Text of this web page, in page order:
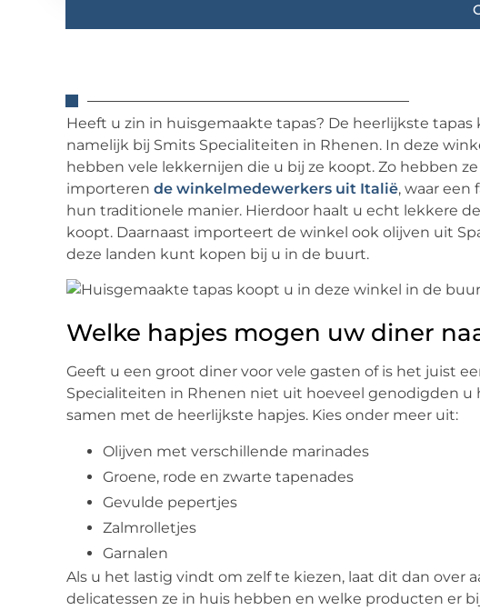
Heeft u zin in huisgemaakte tapas? De heerlijkste
namelijk bij Smits Specialiteiten in Rhenen. In deze
hebben vele lekkernijen die u bij ze koopt. Zo hebben
importeren de winkelmedewerkers uit Italië, waar een
hun traditionele manier. Hierdoor haalt u echt lekkere
koopt. Daarnaast importeert de winkel ook olijven uit
deze landen kunt kopen bij u in de buurt.
Welke hapjes mogen uw diner
Geeft u een groot diner voor vele gasten of is het juist
Specialiteiten in Rhenen niet uit hoeveel genodigden u
samen met de heerlijkste hapjes. Kies onder meer uit:
Olijven met verschillende marinades
Groene, rode en zwarte tapenades
Gevulde pepertjes
Zalmrolletjes
Garnalen
Als u het lastig vindt om zelf te kiezen, laat dit dan over
delicatessen ze in huis hebben en welke producten er